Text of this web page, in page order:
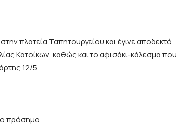
πλατεία Ταπητουργείου και έγινε αποδεκτό
Κατοίκων, καθώς και το αφισάκι-κάλεσμα που
12/5.
πρόσημο